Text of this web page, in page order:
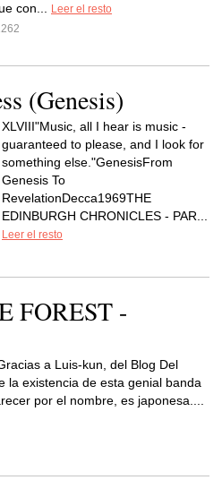
con...
Leer el resto
(Genesis)
XLVIII"Music, all I hear is music -
guaranteed to please, and I look for
something else."GenesisFrom
Genesis To
RevelationDecca1969THE
EDINBURGH CHRONICLES - PAR...
Leer el resto
FOREST -
a Luis-kun, del Blog Del
la existencia de esta genial banda
por el nombre, es japonesa....